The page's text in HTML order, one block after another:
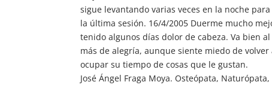
sigue levantando varias veces en la noche
la última sesión. 16/4/2005 Duerme mucho
tenido algunos días dolor de cabeza. Va bien
más de alegría, aunque siente miedo de
ocupar su tiempo de cosas que le gustan.
José Ángel Fraga Moya. Osteópata,